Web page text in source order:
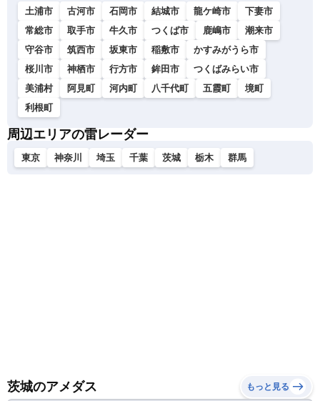
土浦市 古河市 石岡市 結城市 龍ケ崎市
下妻市
常総市
取手市 牛久市 つくば市 鹿嶋市
潮来市
守谷市
筑西市 坂東市 稲敷市
かすみがうら市
桜川市
神栖市 行方市 鉾田市
つくばみらい市
美浦村
阿見町 河内町 八千代町 五霞町
境町
利根町
周辺エリアの雷レーダー
東京 神奈川 埼玉 千葉 茨城 栃木 群馬
茨城のアメダス もっと見る